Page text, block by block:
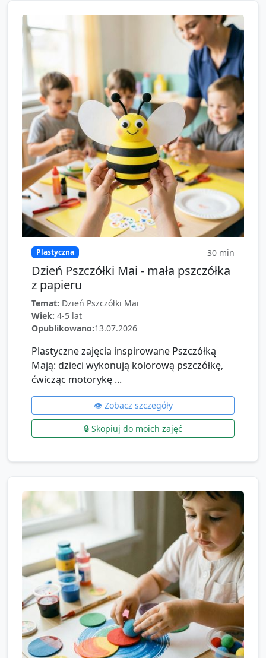
Plastyczna 30 min
Dzień Pszczółki Mai - mała pszczółka
z papieru
Temat: Dzień Pszczółki Mai
Wiek: 4-5 lat
Opublikowano:13.07.2026
Plastyczne zajęcia inspirowane Pszczółką
Mają: dzieci wykonują kolorową pszczółkę,
ćwicząc motorykę ...
👁️ Zobacz szczegóły
🔒 Skopiuj do moich zajęć